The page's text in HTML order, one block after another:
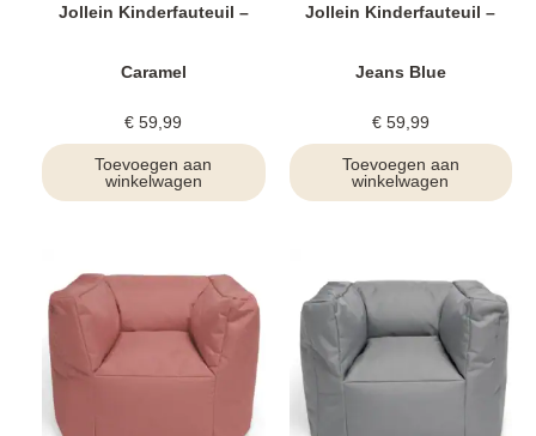
Jollein Kinderfauteuil –
Caramel
€ 59,99
Toevoegen aan
winkelwagen
Jollein Kinderfauteuil –
Jeans Blue
€59,99
Toevoegen aan
winkelwagen